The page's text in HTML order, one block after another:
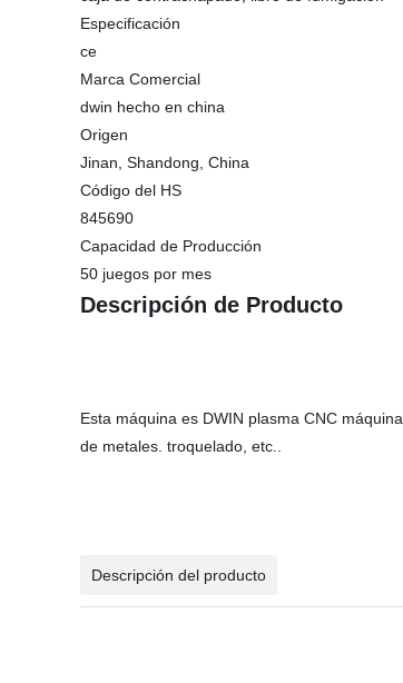
Especificación
ce
Marca Comercial
dwin hecho en china
Origen
Jinan, Shandong, China
Código del HS
845690
Capacidad de Producción
50 juegos por mes
Descripción de Producto
Esta máquina es DWIN plasma CNC
de metales. troquelado, etc..
Descripción del producto